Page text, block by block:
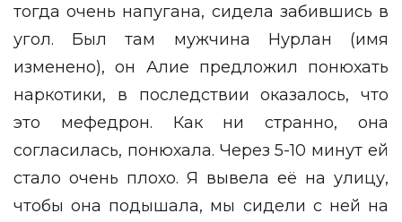
тогда очень напугана, сидела забившись в
угол. Был там мужчина Нурлан (имя
изменено), он Алие предложил понюхать
наркотики, в последствии оказалось, что
это мефедрон. Как ни странно, она
согласилась, понюхала. Через 5-10 минут ей
стало очень плохо. Я вывела её на улицу,
чтобы она подышала, мы сидели с ней на